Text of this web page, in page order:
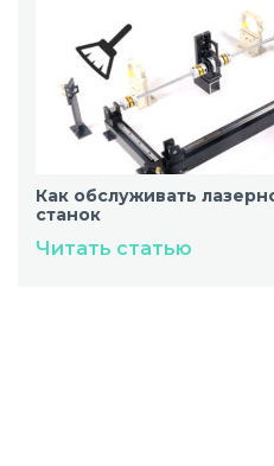
Как обслуживать
станок
Читать статью